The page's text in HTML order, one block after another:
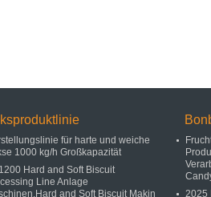
für harte und weiche
1000 kg/h Großkapazität
Hard and Soft Biscuit
Line Anlage
and Soft Biscuit Makin
2025